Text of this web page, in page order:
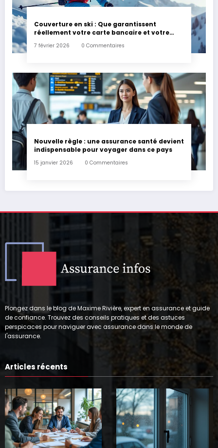
Couverture en ski : Que garantissent
réellement votre carte bancaire et votre
7 février 2026 0 Commentaires
Nouvelle règle : une assurance santé devient
indispensable pour voyager dans ce pays
15 janvier 2026 0 Commentaires
Plongez dans le blog de Maxime Rivière, expert en assurance et guide
de confiance. Trouvez des conseils pratiques et des astuces
perspicaces pour naviguer avec assurance dans le monde de
l'assurance.
Articles récents